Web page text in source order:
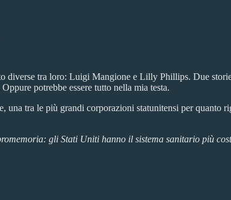
tra loro: Luigi Mangione e Lilly Phillips. Due
potrebbe essere tutto nella mia testa.
tra le più grandi corporazioni statunitensi per quanto
gli Stati Uniti hanno il sistema sanitario più